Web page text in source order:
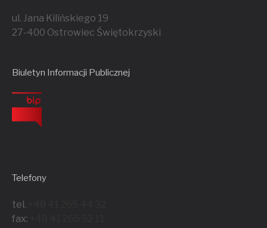
ul. Jana Kilińskiego 19
27-400 Ostrowiec Świętokrzyski
Biuletyn Informacji Publicznej
Telefony
tel.
fax: